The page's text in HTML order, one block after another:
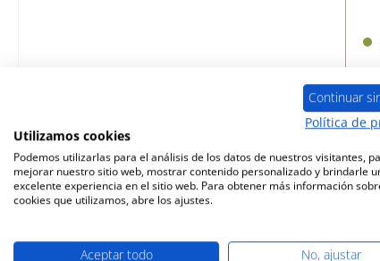
Continuar
Política de
Utilizamos cookies
Podemos utilizarlas para el análisis de los datos de nuestros visitantes,
mejorar nuestro sitio web, mostrar contenido personalizado y brindarle
excelente experiencia en el sitio web. Para obtener más información
cookies que utilizamos, abre los ajustes.
Aceptar todo No, ajustar